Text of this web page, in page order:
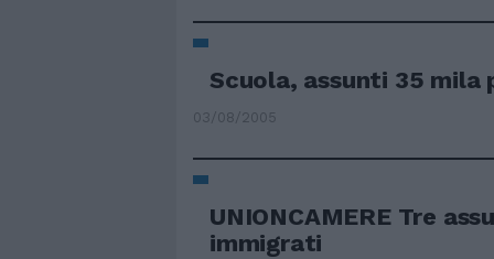
Scuola, assunti 35 mila
03/08/2005
UNIONCAMERE Tre
immigrati